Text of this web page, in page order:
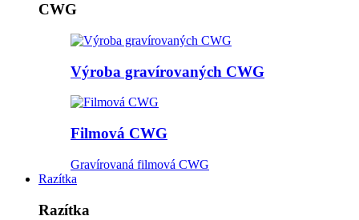
CWG
Výroba gravírovaných CWG
Filmová CWG
Gravírovaná filmová CWG
Razítka
Razítka